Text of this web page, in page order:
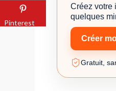
Créez votre
quelques
Créer
Gratuit,
Pinterest